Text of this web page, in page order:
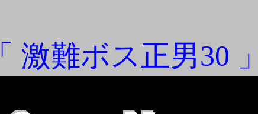
「 激難ボス正男30 」